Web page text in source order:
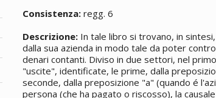
Consistenza: regg. 6
Descrizione: In tale libro si trovano, in
dalla sua azienda in modo tale da poter
denari contanti. Diviso in due settori, nel
"uscite", identificate, le prime, dalla
seconde, dalla preposizione "a" (quando é
persona (che ha pagato o riscosso), la